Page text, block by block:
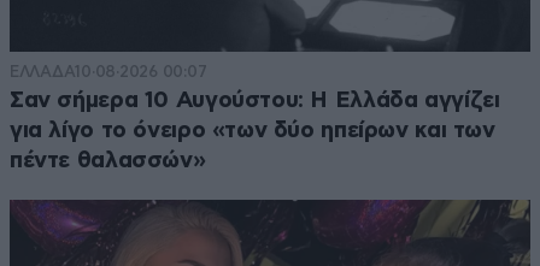
ΕΛΛΑΔΑ10·08·2026 00:07
Σαν σήμερα 10 Αυγούστου: Η Ελλάδα αγγίζει
για λίγο το όνειρο «των δύο ηπείρων και των
πέντε θαλασσών»